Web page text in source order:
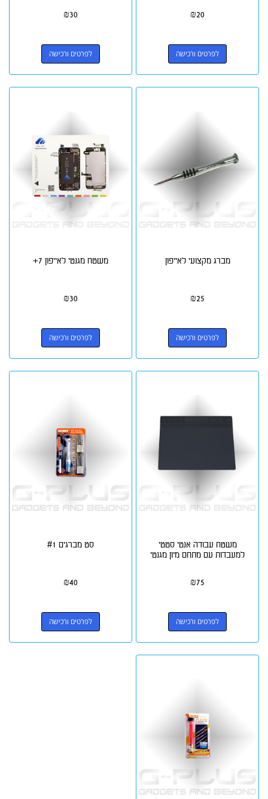
₪20
לפרטים ורכישה
₪30
לפרטים ורכישה
מברג מקצועי לאייפון
₪25
לפרטים ורכישה
משטח מגנטי לאייפון 7+
₪30
לפרטים ורכישה
משטח עבודה אנטי סטטי
למעבדות עם מתחם מיון מגנטי
₪75
לפרטים ורכישה
סט מברגים #1
₪40
לפרטים ורכישה